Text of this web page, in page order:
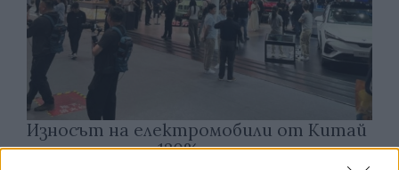
Износът на електромобили от Китай
е нараснал със 120%